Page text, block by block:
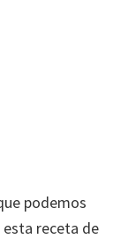
podemos
receta de